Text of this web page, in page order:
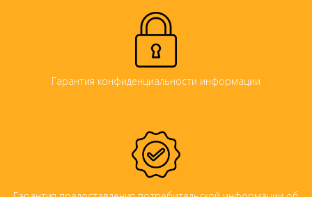
Гарантия конфиденциальности информации